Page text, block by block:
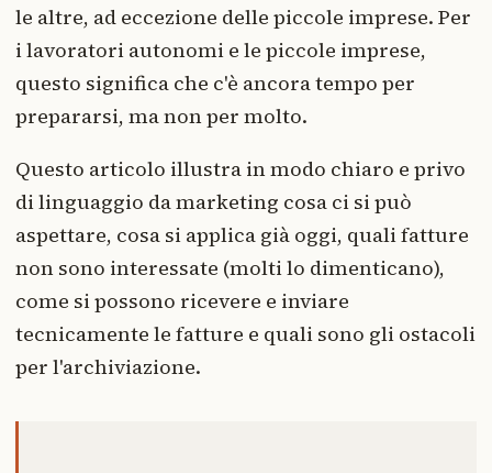
le altre, ad eccezione delle piccole imprese. Per
i lavoratori autonomi e le piccole imprese,
questo significa che c'è ancora tempo per
prepararsi, ma non per molto.
Questo articolo illustra in modo chiaro e privo
di linguaggio da marketing cosa ci si può
aspettare, cosa si applica già oggi, quali fatture
non sono interessate (molti lo dimenticano),
come si possono ricevere e inviare
tecnicamente le fatture e quali sono gli ostacoli
per l'archiviazione.